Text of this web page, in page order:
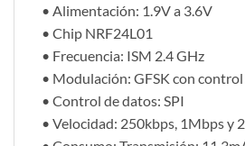
• Alimentación: 1.9V a 3.6V
• Chip NRF24L01
• Frecuencia: ISM 2.4 GHz
• Modulación: GFSK con
• Control de datos: SPI
• Velocidad: 250kbps, 1Mbps y